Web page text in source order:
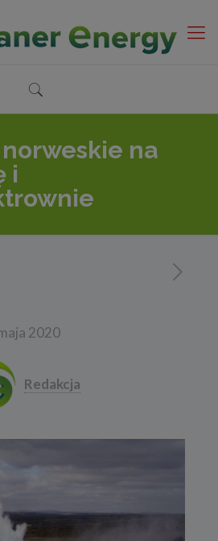
na
i
2020
Redakcja